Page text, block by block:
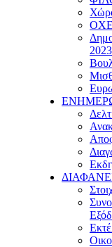
2023